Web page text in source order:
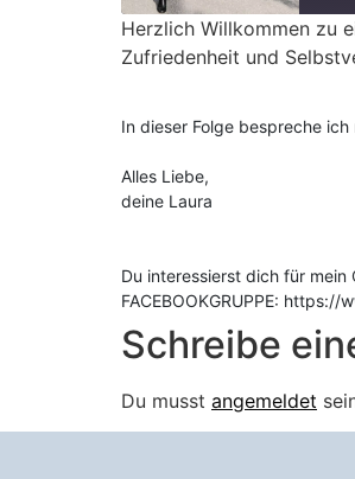
Apple Podcasts
TEILEN
EMBED
Herzlich Willkommen zu
Zufriedenheit und
In dieser Folge bespreche
Alles Liebe,
deine Laura
Du interessierst dich für
FACEBOOKGRUPPE:
Schreibe
Du musst angemeldet